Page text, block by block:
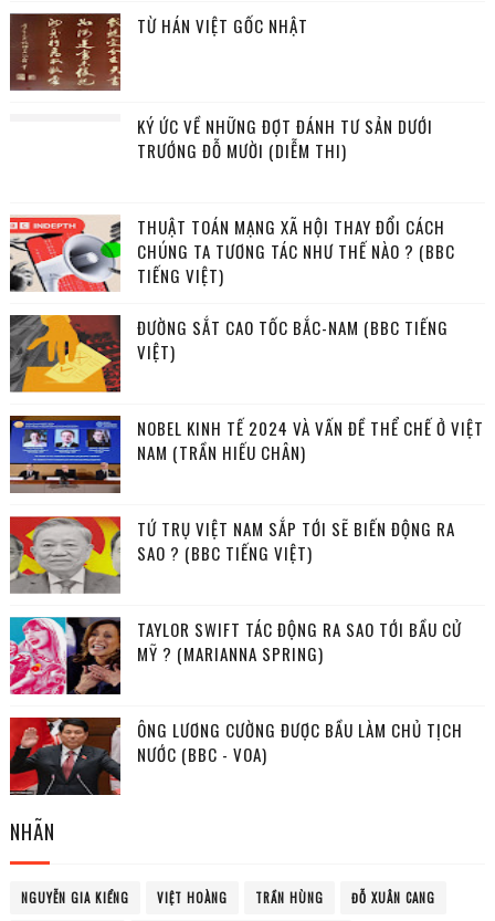
TỪ HÁN VIỆT GỐC NHẬT
KÝ ỨC VỀ NHỮNG ĐỢT ĐÁNH TƯ SẢN DƯỚI
TRƯỚNG ĐỖ MƯỜI (DIỄM THI)
THUẬT TOÁN MẠNG XÃ HỘI THAY ĐỔI CÁCH
CHÚNG TA TƯƠNG TÁC NHƯ THẾ NÀO ? (BBC
TIẾNG VIỆT)
ĐƯỜNG SẮT CAO TỐC BẮC-NAM (BBC TIẾNG
VIỆT)
NOBEL KINH TẾ 2024 VÀ VẤN ĐỀ THỂ CHẾ Ở VIỆT
NAM (TRẦN HIẾU CHÂN)
TỨ TRỤ VIỆT NAM SẮP TỚI SẼ BIẾN ĐỘNG RA
SAO ? (BBC TIẾNG VIỆT)
TAYLOR SWIFT TÁC ĐỘNG RA SAO TỚI BẦU CỬ
MỸ ? (MARIANNA SPRING)
ÔNG LƯƠNG CƯỜNG ĐƯỢC BẦU LÀM CHỦ TỊCH
NƯỚC (BBC - VOA)
NHÃN
NGUYỄN GIA KIỂNG VIỆT HOÀNG TRẦN HÙNG ĐỖ XUÂN CANG